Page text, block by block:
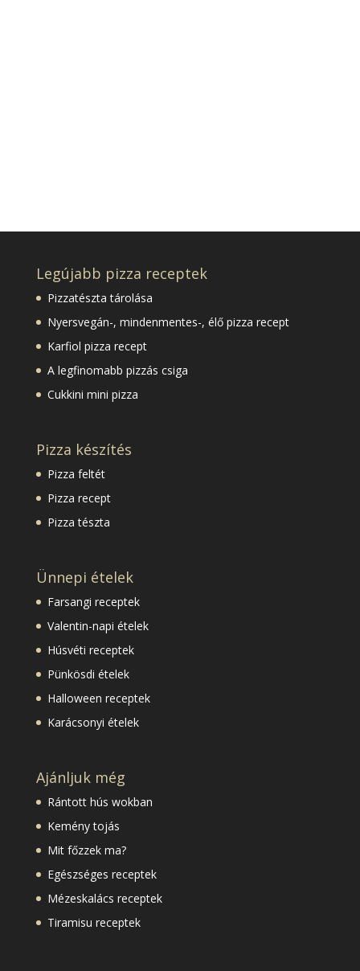
Legújabb pizza receptek
Pizzatészta tárolása
Nyersvegán-, mindenmentes-, élő pizza recept
Karfiol pizza recept
A legfinomabb pizzás csiga
Cukkini mini pizza
Pizza készítés
Pizza feltét
Pizza recept
Pizza tészta
Ünnepi ételek
Farsangi receptek
Valentin-napi ételek
Húsvéti receptek
Pünkösdi ételek
Halloween receptek
Karácsonyi ételek
Ajánljuk még
Rántott hús wokban
Kemény tojás
Mit főzzek ma?
Egészséges receptek
Mézeskalács receptek
Tiramisu receptek